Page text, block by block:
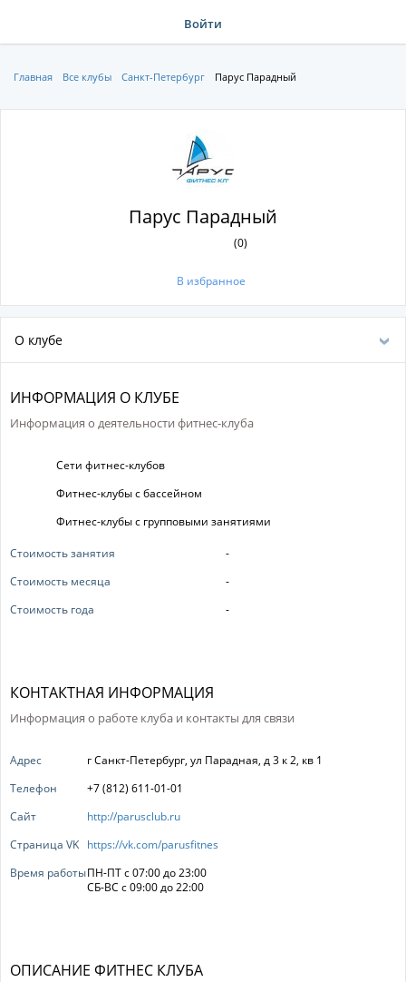
Войти
Главная Все клубы Санкт-Петербург Парус Парадный
Парус Парадный
(0)
В избранное
О клубе
ИНФОРМАЦИЯ О КЛУБЕ
Информация о деятельности фитнес-клуба
Сети фитнес-клубов
Фитнес-клубы с бассейном
Фитнес-клубы с групповыми занятиями
Стоимость занятия
-
Стоимость месяца
-
Стоимость года
-
КОНТАКТНАЯ ИНФОРМАЦИЯ
Информация о работе клуба и контакты для связи
Адрес
г Санкт-Петербург, ул Парадная, д 3 к 2, кв 1
Телефон
+7 (812) 611-01-01
Сайт
http://parusclub.ru
Страница VK https://vk.com/parusfitnes
Время работыПН-ПТ с 07:00 до 23:00
СБ-ВС с 09:00 до 22:00
ОПИСАНИЕ ФИТНЕС КЛУБА